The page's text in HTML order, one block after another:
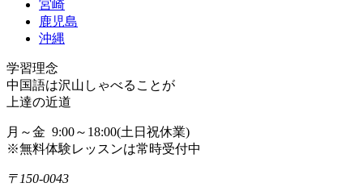
宮崎
鹿児島
沖縄
学習理念
中国語は沢山しゃべることが
上達の近道
月～金 9:00～18:00(土日祝休業)
※無料体験レッスンは常時受付中
〒150-0043